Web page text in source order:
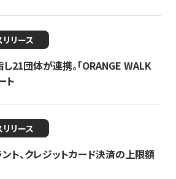
リリース
21団体が連携。「ORANGE WALK
ト
リリース
ト、クレジットカード決済の上限額